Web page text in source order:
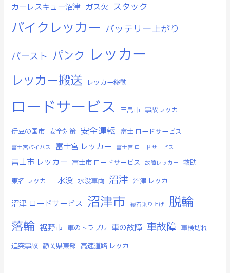
カーレスキュー沼津 ガス欠 スタック
バイクレッカー バッテリー上がり
バースト パンク レッカー
レッカー搬送 レッカー移動
ロードサービス 三島市 事故レッカー
伊豆の国市 安全対策 安全運転 富士 ロードサービス
富士宮バイパス 富士宮 レッカー 富士宮 ロードサービス
富士市 レッカー 富士市 ロードサービス 故障レッカー
救助
東名 レッカー 水没 水没車両 沼津 沼津 レッカー
沼津 ロードサービス 沼津市 縁石乗り上げ 脱輪
落輪 裾野市 車のトラブル 車の故障 車故障 車検切れ
追突事故 静岡県東部 高速道路 レッカー